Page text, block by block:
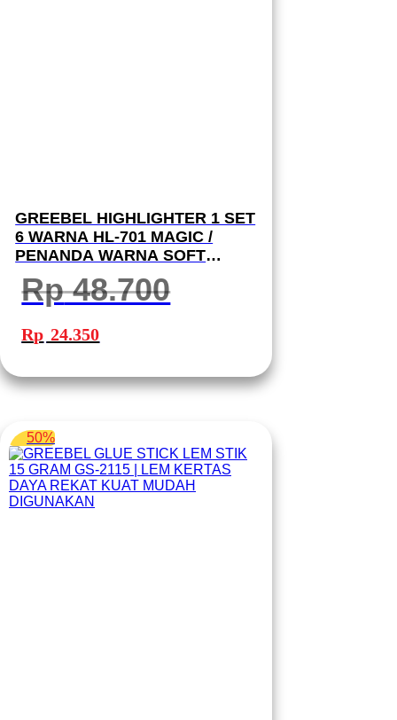
GREEBEL HIGHLIGHTER 1 SET
6 WARNA HL-701 MAGIC /
PENANDA WARNA SOFT
PASTEL [ 1 SET 6 WARNA ]
STABILO PASTEL
Rp48.700
Harga
aslinya
adalah:
Rp 24.350ini
50%